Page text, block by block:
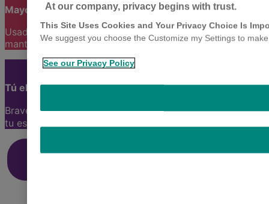
Mayor cobertura entre dosis
Usado correctamente, Bravecto® previene olvidos y
mantiene a tu mascota protegida.
Tú eliges cómo tomar el control
Bravecto® ofrece opciones de dosificación adaptadas a
tu estilo de vida, garantizando protección eficaz.
Conoce nuestro
¿Dónde comprar
At our company, privacy begins with trust.
This Site Uses Cookies and Your Privacy Choice Is
We suggest you choose the Customize my Settings to
See our Privacy Policy